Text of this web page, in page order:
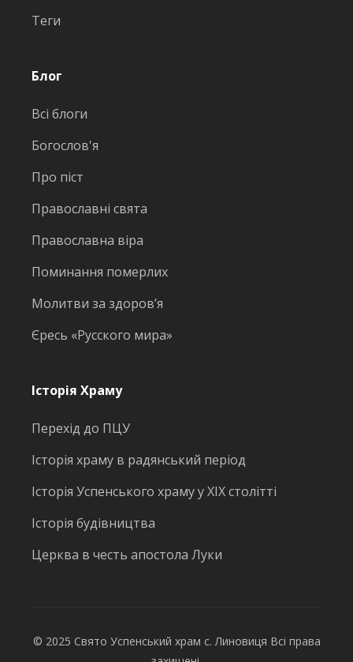
Теги
Блог
Всі блоги
Богослов'я
Про піст
Православні свята
Православна віра
Поминання померлих
Молитви за здоров’я
Єресь «Русского мира»
Історія Храму
Перехід до ПЦУ
Історія храму в радянський період
Історія Успенського храму у ХІХ столітті
Історія будівництва
Церква в честь апостола Луки
© 2025 Свято Успенський храм с. Линовиця Всі права